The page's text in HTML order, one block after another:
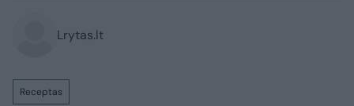
Lrytas.lt
Receptas